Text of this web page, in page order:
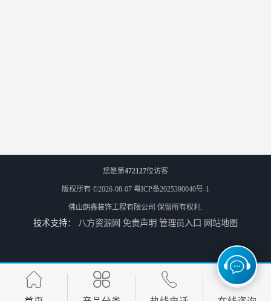
您是第472127位访客
版权所有 ©2026-08-07 粤ICP备2025390040号-1
佛山朗鑫装饰工程有限公司 保留所有权利.
技术支持： 八方资源网 免责声明 管理员入口 网站地图